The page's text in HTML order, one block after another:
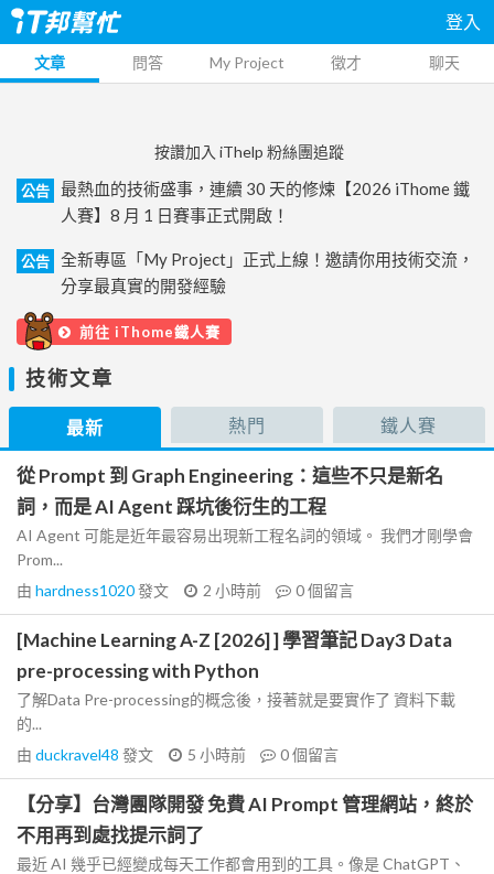
登入
文章 問答 My Project 徵才 聊天
按讚加入 iThelp 粉絲團追蹤
公告
最熱血的技術盛事，連續 30 天的修煉【2026 iThome 鐵
人賽】8 月 1 日賽事正式開啟！
公告
全新專區「My Project」正式上線！邀請你用技術交流，
分享最真實的開發經驗
前往 iThome鐵人賽
技術文章
最新 熱門 鐵人賽
從 Prompt 到 Graph Engineering：這些不只是新名
詞，而是 AI Agent 踩坑後衍生的工程
AI Agent 可能是近年最容易出現新工程名詞的領域。 我們才剛學會
Prom...
由 hardness1020發文 2 小時前 0個留言
[Machine Learning A-Z [2026] ] 學習筆記 Day3 Data
pre-processing with Python
了解Data Pre-processing的概念後，接著就是要實作了 資料下載
的...
由 duckravel48 發文 5 小時前 0個留言
【分享】台灣團隊開發 免費 AI Prompt 管理網站，終於
不用再到處找提示詞了
最近 AI 幾乎已經變成每天工作都會用到的工具。像是 ChatGPT、